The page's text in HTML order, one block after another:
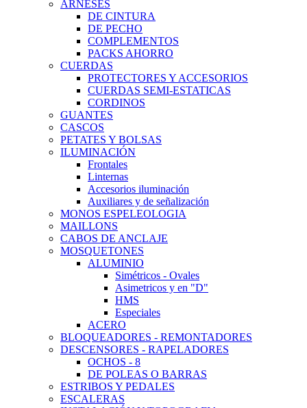
ARNESES
DE CINTURA
DE PECHO
COMPLEMENTOS
PACKS AHORRO
CUERDAS
PROTECTORES Y ACCESORIOS
CUERDAS SEMI-ESTATICAS
CORDINOS
GUANTES
CASCOS
PETATES Y BOLSAS
ILUMINACIÓN
Frontales
Linternas
Accesorios iluminación
Auxiliares y de señalización
MONOS ESPELEOLOGIA
MAILLONS
CABOS DE ANCLAJE
MOSQUETONES
ALUMINIO
Simétricos - Ovales
Asimetricos y en "D"
HMS
Especiales
ACERO
BLOQUEADORES - REMONTADORES
DESCENSORES - RAPELADORES
OCHOS - 8
DE POLEAS O BARRAS
ESTRIBOS Y PEDALES
ESCALERAS